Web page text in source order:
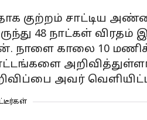
குற்றம் சாட்டிய
48 நாட்கள் விரதம்
நாளை காலை 10
அவர்